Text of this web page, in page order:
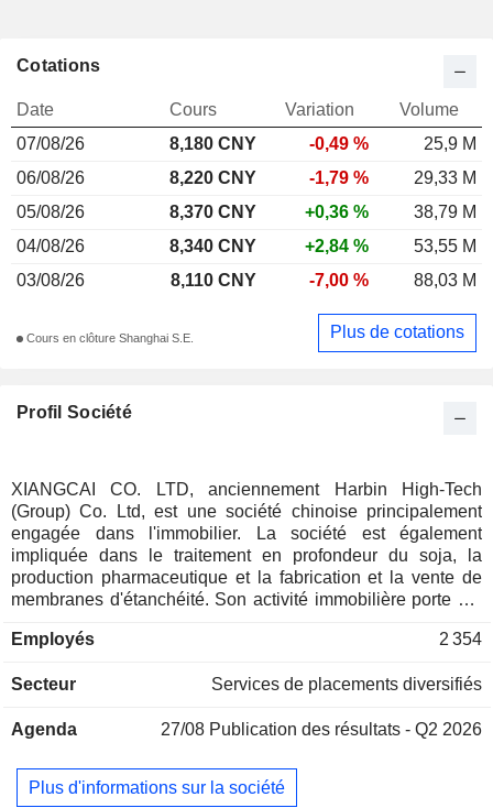
Profil Société
XIANGCAI CO. LTD, anciennement Harbin High-Tech
(Group) Co. Ltd, est une société chinoise principalement
engagée dans l'immobilier. La société est également
impliquée dans le traitement en profondeur du soja, la
production pharmaceutique et la fabrication et la vente de
membranes d'étanchéité. Son activité immobilière porte sur
industriels, ainsi que sur la gestion de propriétés. Son
de protéine de soja, de la protéine tissulaire de soja et des
pharmaceutique est principalement axée sur la production et
thymopeptide et d'autres médicaments pour le traitement du
système immunitaire. Son activité de bobines étanches est
Employés 2 354
Secteur Services de placements diversifiés
Agenda 27/08 Publication des résultats - Q2 2026
Plus d'informations sur la société
Cotations
Date Cours Variation
Volume
07/08/26
8,180 CNY -0,49 %
25,9 M
06/08/26
8,220 CNY -1,79 %
29,33 M
05/08/26
8,370 CNY +0,36 %
38,79 M
04/08/26
8,340 CNY +2,84 %
53,55 M
03/08/26
8,110 CNY -7,00 % 88,03 M
Cours en clôture Shanghai S.E. Plus de cotations